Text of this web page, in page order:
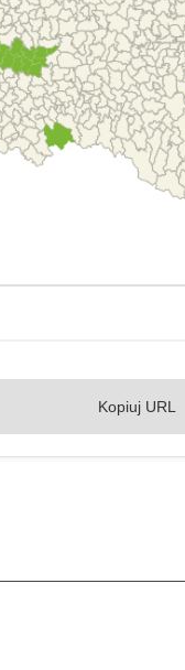
Kopiuj URL